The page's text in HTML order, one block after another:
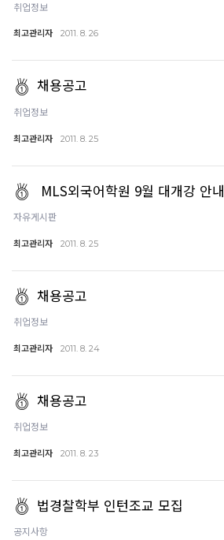
취업정보
최고관리자 2011. 8. 26
채용공고
취업정보
최고관리자 2011. 8. 25
MLS외국어학원 9월 대개강 안내
자유게시판
최고관리자 2011. 8. 25
채용공고
취업정보
최고관리자 2011. 8. 24
채용공고
취업정보
최고관리자 2011. 8. 23
법경찰학부 인턴조교 모집
공지사항